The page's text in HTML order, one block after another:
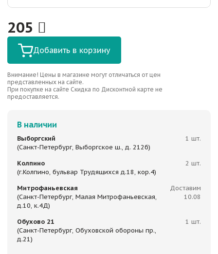
205
Добавить в корзину
Внимание! Цены в магазине могут отличаться от цен
представленных на сайте.
При покупке на сайте Скидка по Дисконтной карте не
предоставляется.
В наличии
Выборгский
(Санкт-Петербург, Выборгское ш., д. 212б)
1 шт.
Колпино
(г.Колпино, бульвар Трудящихся д.18, кор.4)
2 шт.
Митрофаньевская
(Санкт-Петербург, Малая Митрофаньевская,
д.10, к.4Д)
Доставим
10.08
Обухово 21
(Санкт-Петербург, Обуховской обороны пр.,
д.21)
1 шт.